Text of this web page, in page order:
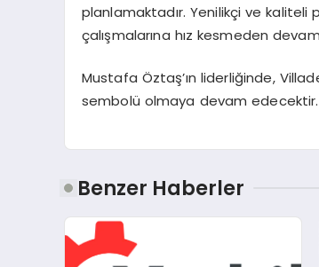
planlamaktadır. Yenilikçi ve kaliteli
çalışmalarına hız kesmeden
Mustafa Öztaş’ın liderliğinde,
sembolü olmaya devam edecektir.
Benzer Haberler